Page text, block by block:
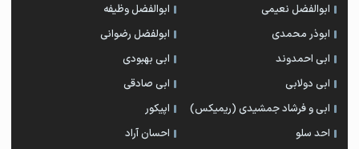
ابوالفضل نعیمی
ابوالفضل وظیفه
ابوذر محمدی
ابولفضل رضوانی
ابی احمدوند
ابی بهبودی
ابی دولابی
ابی صادقی
ابی و فرشاد جمشیدی (ریمیکس)
اپیکور
احد سلو
احسان آراد